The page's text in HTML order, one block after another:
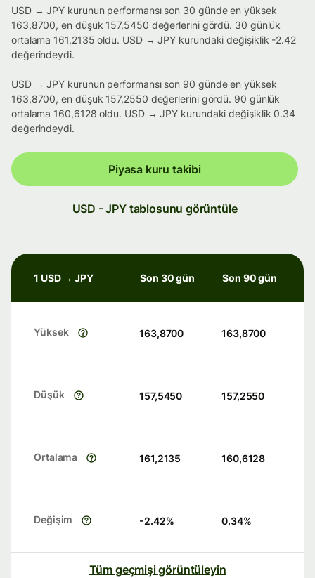
USD → JPY kurunun performansı son 30 günde en yüksek
163,8700, en düşük 157,5450 değerlerini gördü. 30 günlük
ortalama 161,2135 oldu. USD → JPY kurundaki değişiklik -2.42
değerindeydi.
USD → JPY kurunun performansı son 90 günde en yüksek
163,8700, en düşük 157,2550 değerlerini gördü. 90 günlük
ortalama 160,6128 oldu. USD → JPY kurundaki değişiklik 0.34
değerindeydi.
Piyasa kuru takibi
USD - JPY tablosunu görüntüle
1 USD → JPY Son 30 gün Son 90 gün
Yüksek 163,8700 163,8700
Düşük 157,5450 157,2550
Ortalama 161,2135 160,6128
Değişim -2.42% 0.34%
Tüm geçmişi görüntüleyin